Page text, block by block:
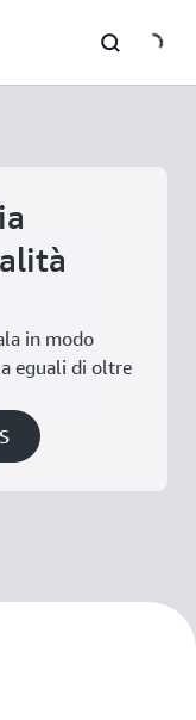
in modo
eguali di oltre